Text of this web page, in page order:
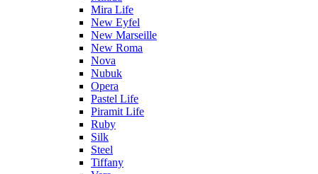
Mira Life
New Eyfel
New Marseille
New Roma
Nova
Nubuk
Opera
Pastel Life
Piramit Life
Ruby
Silk
Steel
Tiffany